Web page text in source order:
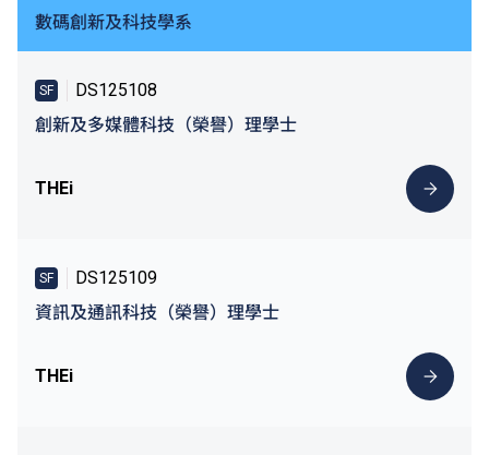
數碼創新及科技學系
SF
DS125108
創新及多媒體科技（榮譽）理學士
THEi
SF
DS125109
資訊及通訊科技（榮譽）理學士
THEi